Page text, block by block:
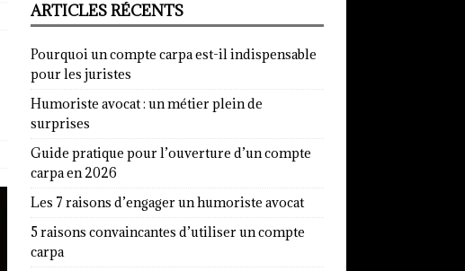
ARTICLES RÉCENTS
Pourquoi un compte carpa est-il indispensable
pour les juristes
Humoriste avocat : un métier plein de
surprises
Guide pratique pour l’ouverture d’un compte
carpa en 2026
Les 7 raisons d’engager un humoriste avocat
5 raisons convaincantes d’utiliser un compte
carpa